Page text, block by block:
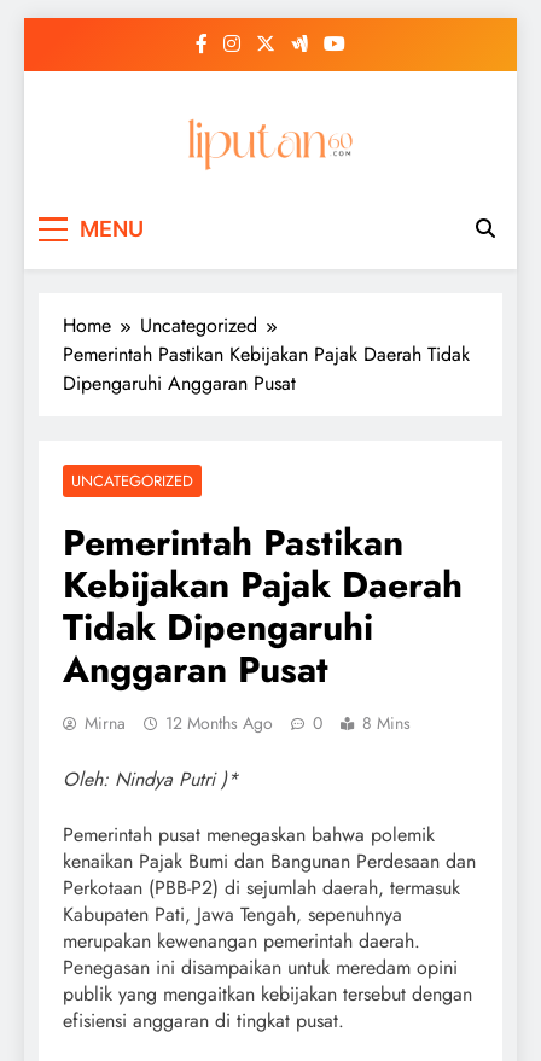
MENU
Home
Uncategorized
Pemerintah Pastikan Kebijakan Pajak Daerah Tidak
Dipengaruhi Anggaran Pusat
UNCATEGORIZED
Pemerintah Pastikan
Kebijakan Pajak Daerah
Tidak Dipengaruhi
Anggaran Pusat
Mirna 12 Months Ago 0 8 Mins
Oleh: Nindya Putri )*
Pemerintah pusat menegaskan bahwa polemik
kenaikan Pajak Bumi dan Bangunan Perdesaan dan
Perkotaan (PBB-P2) di sejumlah daerah, termasuk
Kabupaten Pati, Jawa Tengah, sepenuhnya
merupakan kewenangan pemerintah daerah.
Penegasan ini disampaikan untuk meredam opini
publik yang mengaitkan kebijakan tersebut dengan
efisiensi anggaran di tingkat pusat.